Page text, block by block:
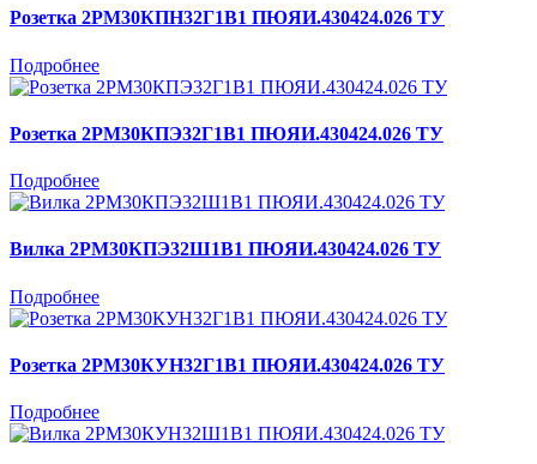
Розетка 2РМ30КПН32Г1В1 ПЮЯИ.430424.026 ТУ
Подробнее
Розетка 2РМ30КПЭ32Г1В1 ПЮЯИ.430424.026 ТУ
Подробнее
Вилка 2РМ30КПЭ32Ш1В1 ПЮЯИ.430424.026 ТУ
Подробнее
Розетка 2РМ30КУН32Г1В1 ПЮЯИ.430424.026 ТУ
Подробнее